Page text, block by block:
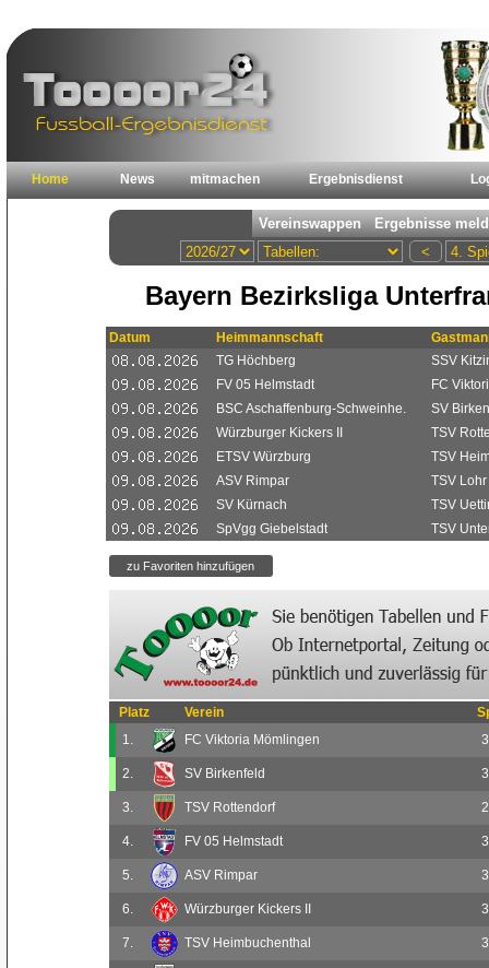
Home News mitmachen Ergebnisdienst
Bayern Bezirksliga
Datum Heimmannschaft
TG Höchberg
SSV
FV 05 Helmstadt
FC
BSC Aschaffenburg-Schweinhe.
SV
Würzburger Kickers II
TSV
ETSV Würzburg
TSV
ASV Rimpar
TSV Lohr
SV Kürnach
TSV
SpVgg Giebelstadt
TSV
Platz Verein
1.
FC Viktoria Mömlingen 3
2. SV Birkenfeld 3
3. TSV Rottendorf 2
4. FV 05 Helmstadt 3
5. ASV Rimpar 3
6. Würzburger Kickers II 3
7. TSV Heimbuchenthal 3